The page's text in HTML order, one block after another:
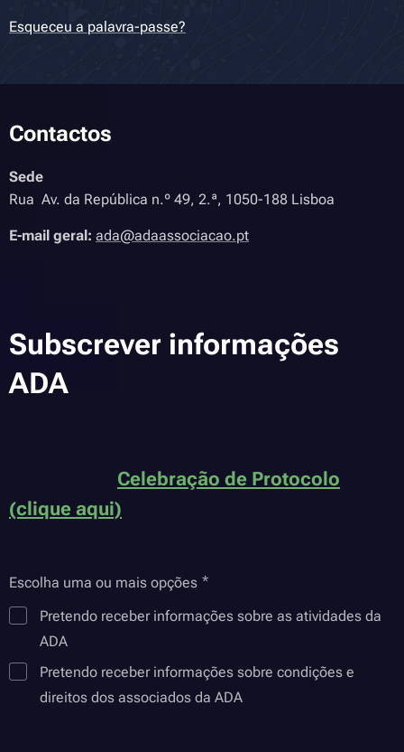
Esqueceu a palavra-passe?
Contactos
Sede
Rua Av. da República n.º 49, 2.ª, 1050-188 Lisboa
E-mail geral: ada@adaassociacao.pt
Subscrever informações
ADA
Celebração de Protocolo
(clique aqui)
Escolha uma ou mais opções
Pretendo receber informações sobre as atividades da
ADA
Pretendo receber informações sobre condições e
direitos dos associados da ADA